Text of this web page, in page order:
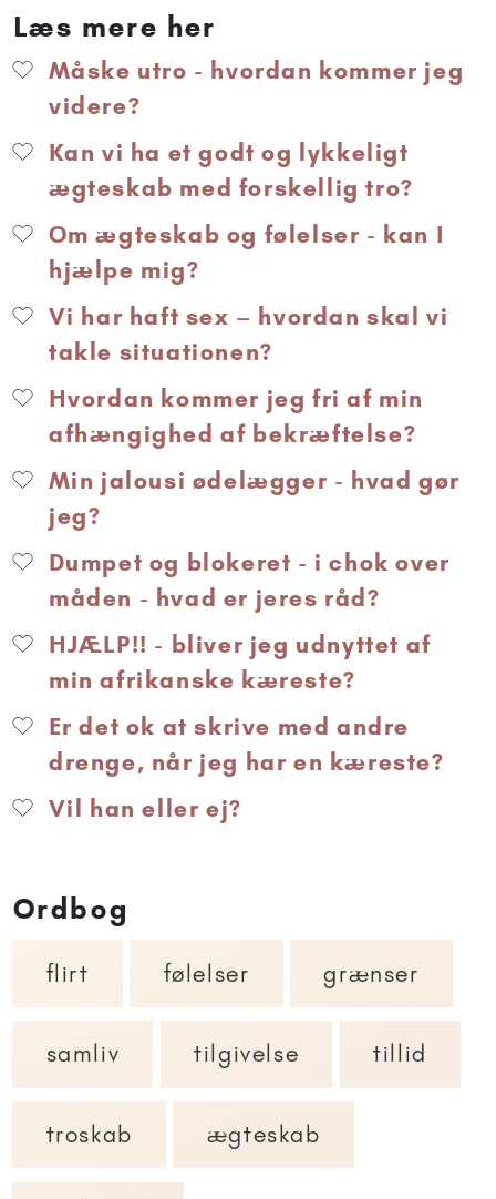
Læs mere her
Måske utro - hvordan kommer jeg
videre?
Kan vi ha et godt og lykkeligt
ægteskab med forskellig tro?
Om ægteskab og følelser - kan I
hjælpe mig?
Vi har haft sex – hvordan skal vi
takle situationen?
Hvordan kommer jeg fri af min
afhængighed af bekræftelse?
Min jalousi ødelægger - hvad gør
jeg?
Dumpet og blokeret - i chok over
måden - hvad er jeres råd?
HJÆLP!! - bliver jeg udnyttet af
min afrikanske kæreste?
Er det ok at skrive med andre
drenge, når jeg har en kæreste?
Vil han eller ej?
Ordbog
flirt følelser grænser
samliv tilgivelse tillid
troskab ægteskab